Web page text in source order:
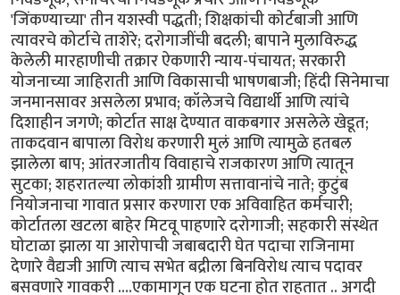
'जिंकण्याच्या' तीन यशस्वी पद्धती; शिक्षकांची कोर्टबाजी आणि
त्यावरचे कोर्टाचे ताशेरे; दरोगाजींची बदली; बापाने मुलाविरुद्ध
केलेली मारहाणीची तक्रार ऐकणारी न्याय-पंचायत; सरकारी
योजनाच्या जाहिराती आणि विकासाची भाषणबाजी; हिंदी सिनेमाचा
जनमानसावर असलेला प्रभाव; कॉलेजचे विद्यार्थी आणि त्यांचे
दिशाहीन जगणे; कोर्टात साक्ष देण्यात वाकबगार असलेले खेडूत;
ताकदवान बापाला विरोध करणारी मुलं आणि त्यामुळे हतबल
झालेला बाप; आंतरजातीय विवाहाचे राजकारण आणि त्यातून
सुटका; शहरातल्या लोकांशी ग्रामीण सत्तावानांचे नाते; कुटुंब
नियोजनाचा गावात प्रसार करणारा एक अविवाहित कर्मचारी;
कोर्टातला खटला बाहेर मिटवू पाहणारे दरोगाजी; सहकारी संस्थेत
घोटाळा झाला या आरोपाची जबाबदारी घेत पदाचा राजिनामा
देणारे वैद्यजी आणि त्याच सभेत बद्रीला बिनविरोध त्याच पदावर
बसवणारे गावकरी ....एकामागून एक घटना होत राहतात .. अगदी